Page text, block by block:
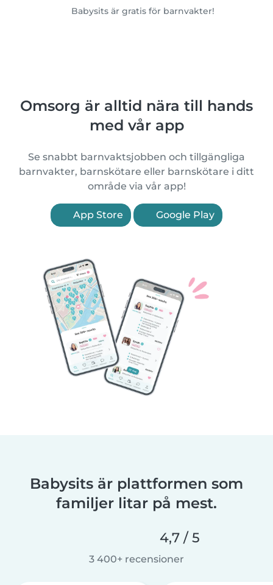
Babysits är gratis för barnvakter!
Omsorg är alltid nära till hands
med vår app
Se snabbt barnvaktsjobben och tillgängliga
barnvakter, barnskötare eller barnskötare i ditt
område via vår app!
App Store Google Play
Babysits är plattformen som
familjer litar på mest.
4,7 / 5
3 400+ recensioner